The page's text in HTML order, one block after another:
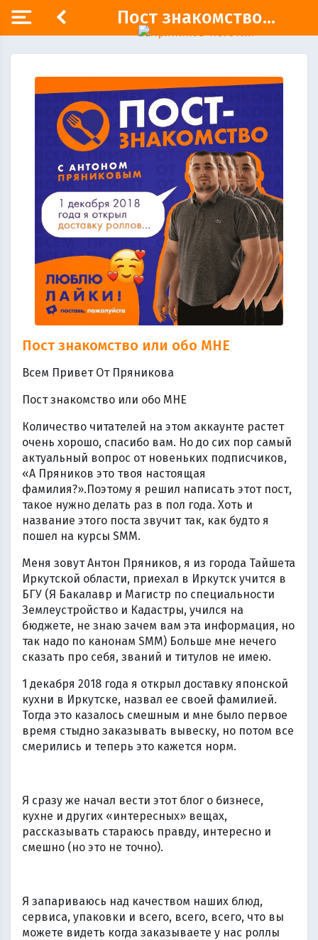
Пост знакомство...
Пост знакомство или обо МНЕ
Всем Привет От Пряникова
Пост знакомство или обо МНЕ
Количество читателей на этом аккаунте растет
очень хорошо, спасибо вам. Но до сих пор самый
актуальный вопрос от новеньких подписчиков,
«А Пряников это твоя настоящая
фамилия?».Поэтому я решил написать этот пост,
такое нужно делать раз в пол года. Хоть и
название этого поста звучит так, как будто я
пошел на курсы SMM.
Меня зовут Антон Пряников, я из города Тайшета
Иркутской области, приехал в Иркутск учится в
БГУ (Я Бакалавр и Магистр по специальности
Землеустройство и Кадастры, учился на
бюджете, не знаю зачем вам эта информация, но
так надо по канонам SMM) Больше мне нечего
сказать про себя, званий и титулов не имею.
1 декабря 2018 года я открыл доставку японской
кухни в Иркутске, назвал ее своей фамилией.
Тогда это казалось смешным и мне было первое
время стыдно заказывать вывеску, но потом все
смерились и теперь это кажется норм.
Я сразу же начал вести этот блог о бизнесе,
кухне и других «интересных» вещах,
рассказывать стараюсь правду, интересно и
смешно (но это не точно).
Я запариваюсь над качеством наших блюд,
сервиса, упаковки и всего, всего, всего, что вы
можете видеть когда заказываете у нас роллы